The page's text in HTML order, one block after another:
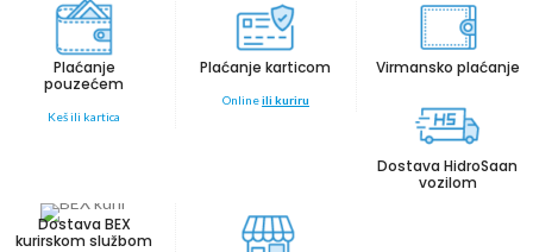
Plaćanje
pouzećem
Keš ili kartica
Plaćanje karticom
Onlineili kuriru
Virmansko plaćanje
Dostava HidroSaan
vozilom
Dostava BEX
kurirskom službom